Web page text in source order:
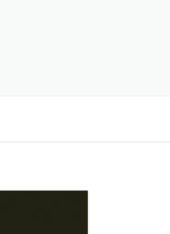
TÜRKÇE